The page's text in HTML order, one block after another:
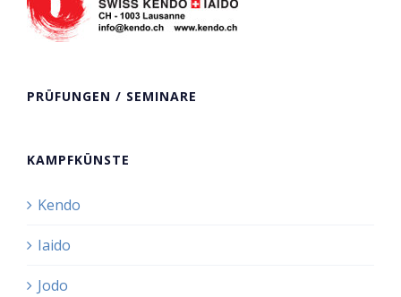
PRÜFUNGEN / SEMINARE
KAMPFKÜNSTE
Kendo
Iaido
Jodo